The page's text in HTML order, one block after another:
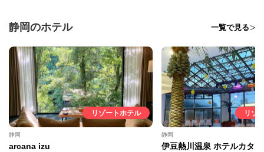
静岡のホテル 一覧で見る
リゾートホテル
静岡
arcana izu
リゾ
静岡
伊豆熱川温泉 ホテルカタ